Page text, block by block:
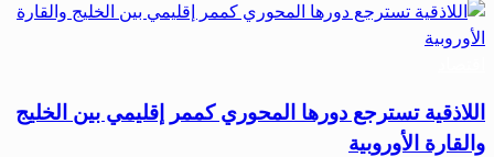
اللاذقية تسترجع دورها المحوري كممر إقليمي بين الخليج
والقارة الأوروبية